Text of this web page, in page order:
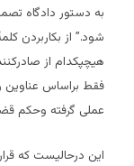
به دستور دادگاه
شود.” از بکاربردن
هیچپکدام از
فقط براساس عناوین
عملی گرفته وحکم
این درحالیست که